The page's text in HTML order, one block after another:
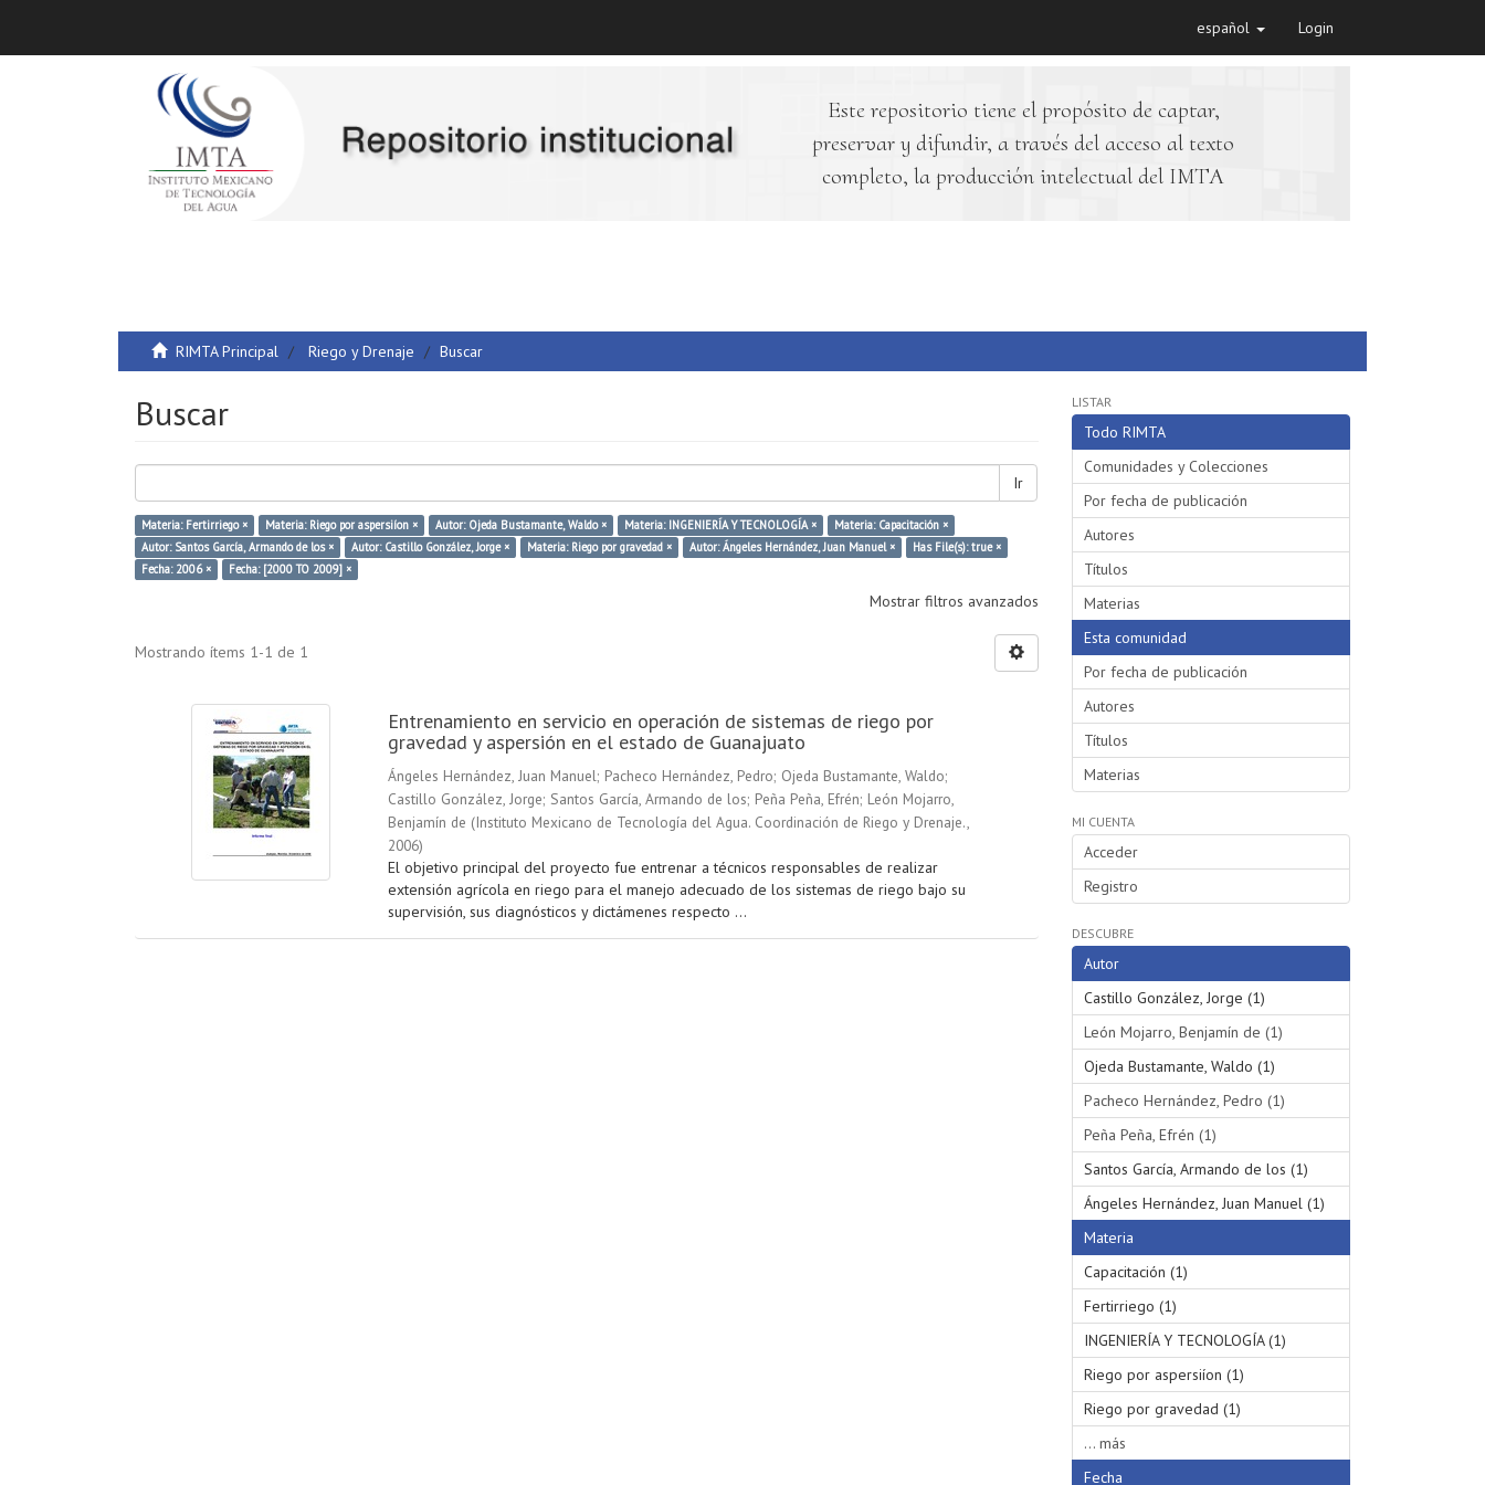
español Login
Este repositorio tiene el propósito de captar,
preservar y difundir, a través del acceso al texto
completo, la producción intelectual del IMTA
RIMTA Principal Riego y Drenaje Buscar
Buscar
Ir
Materia: Fertirriego × Materia: Riego por aspersiíon × Autor: Ojeda Bustamante, Waldo × Materia: INGENIERÍA Y TECNOLOGÍA ×
Materia: Capacitación ×
Autor: Santos García, Armando de los ×
Autor: Castillo González, Jorge × Materia: Riego por gravedad × Autor: Ángeles Hernández, Juan Manuel ×
Has File(s): true ×
Fecha: 2006 ×
Fecha: [2000 TO 2009] ×
Mostrar filtros avanzados
Mostrando ítems 1-1 de 1
Entrenamiento en servicio en operación de sistemas de riego por
gravedad y aspersión en el estado de Guanajuato
Ángeles Hernández, Juan Manuel; Pacheco Hernández, Pedro; Ojeda Bustamante, Waldo;
Castillo González, Jorge; Santos García, Armando de los; Peña Peña, Efrén; León Mojarro,
Benjamín de (Instituto Mexicano de Tecnología del Agua. Coordinación de Riego y Drenaje.,
2006)
El objetivo principal del proyecto fue entrenar a técnicos responsables de realizar
extensión agrícola en riego para el manejo adecuado de los sistemas de riego bajo su
supervisión, sus diagnósticos y dictámenes respecto ...
LISTAR
Todo RIMTA
Comunidades y Colecciones
Por fecha de publicación
Autores
Títulos
Materias
Esta comunidad
Por fecha de publicación
Autores
Títulos
Materias
MI CUENTA
Acceder
Registro
DESCUBRE
Autor
Castillo González, Jorge (1)
León Mojarro, Benjamín de (1)
Ojeda Bustamante, Waldo (1)
Pacheco Hernández, Pedro (1)
Peña Peña, Efrén (1)
Santos García, Armando de los (1)
Ángeles Hernández, Juan Manuel (1)
Materia
Capacitación (1)
Fertirriego (1)
INGENIERÍA Y TECNOLOGÍA (1)
Riego por aspersiíon (1)
Riego por gravedad (1)
... más
Fecha